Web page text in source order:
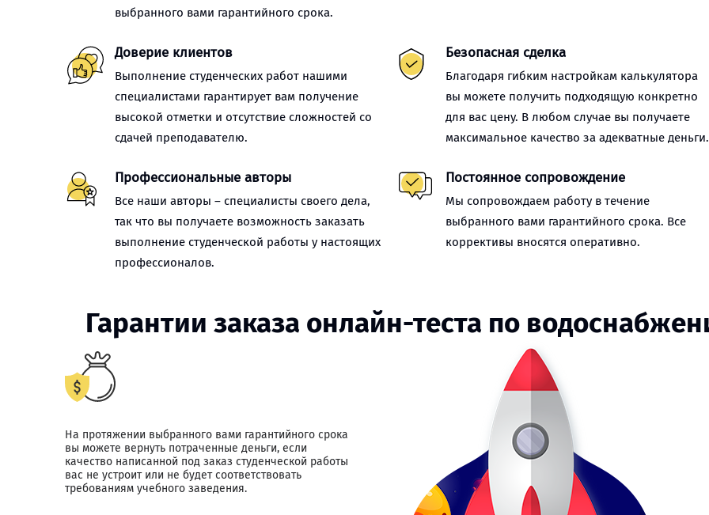
выбранного вами гарантийного срока.
Доверие клиентов
Выполнение студенческих работ нашими
специалистами гарантирует вам получение
высокой отметки и отсутствие сложностей со
сдачей преподавателю.
Безопасная сделка
Благодаря гибким настройкам калькулятора
вы можете получить подходящую конкретно
для вас цену. В любом случае вы получаете
максимальное качество за адекватные деньги.
Профессиональные авторы
Все наши авторы – специалисты своего дела,
так что вы получаете возможность заказать
выполнение студенческой работы у настоящих
профессионалов.
Постоянное сопровождение
Мы сопровождаем работу в течение
выбранного вами гарантийного срока. Все
коррективы вносятся оперативно.
Гарантии заказа онлайн-теста по
На протяжении выбранного вами гарантийного срока
вы можете вернуть потраченные деньги, если
качество написанной под заказ студенческой работы
вас не устроит или не будет соответствовать
требованиям учебного заведения.